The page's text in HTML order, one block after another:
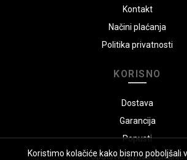
Kontakt
Načini plaćanja
Politika privatnosti
KORISNO
Dostava
Garancija
Popusti
Uputstvo za naručivanje
Koristimo kolačiće kako bismo poboljšali